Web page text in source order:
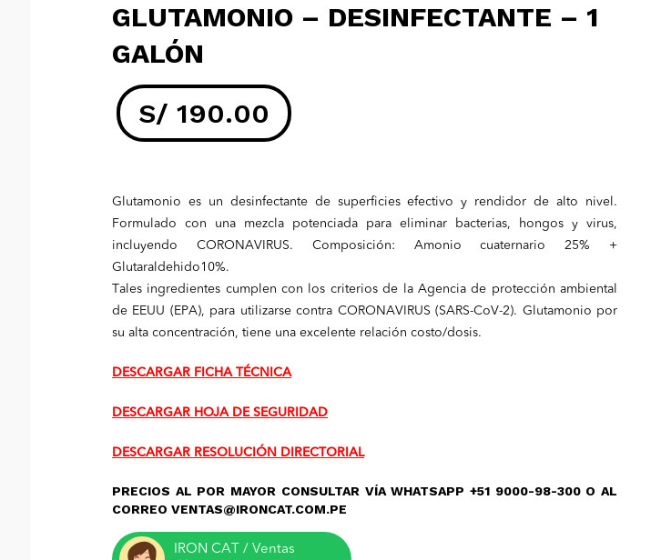
GLUTAMONIO – DESINFECTANTE – 1
GALÓN
S/ 190.00
Glutamonio es un desinfectante de superficies efectivo y rendidor de alto nivel.
Formulado con una mezcla potenciada para eliminar bacterias, hongos y virus,
incluyendo CORONAVIRUS. Composición: Amonio cuaternario 25% +
Glutaraldehido10%.
Tales ingredientes cumplen con los criterios de la Agencia de protección ambiental
de EEUU (EPA), para utilizarse contra CORONAVIRUS (SARS-CoV-2). Glutamonio por
su alta concentración, tiene una excelente relación costo/dosis.
DESCARGAR FICHA TÉCNICA
DESCARGAR HOJA DE SEGURIDAD
DESCARGAR RESOLUCIÓN DIRECTORIAL
PRECIOS AL POR MAYOR CONSULTAR VÍA WHATSAPP +51 9000-98-300 O AL
CORREO VENTAS@IRONCAT.COM.PE
IRON CAT / Ventas